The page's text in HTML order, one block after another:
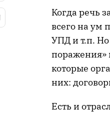
Когда речь
всего на ум
УПД и т.п.
поражения»
которые
них:
Есть и